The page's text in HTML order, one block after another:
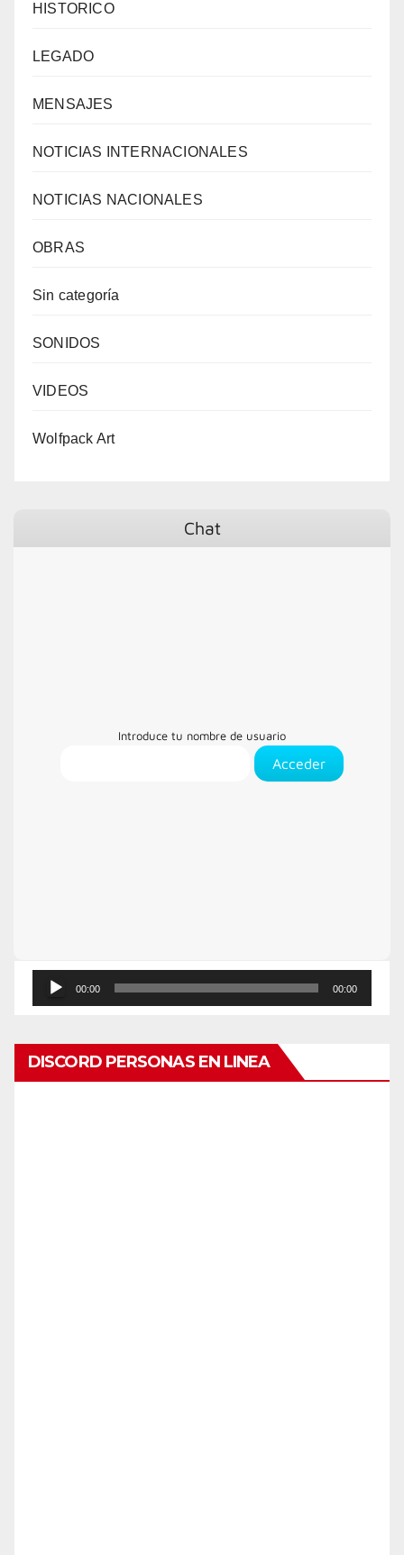
HISTORICO
LEGADO
MENSAJES
NOTICIAS INTERNACIONALES
NOTICIAS NACIONALES
OBRAS
Sin categoría
SONIDOS
VIDEOS
Wolfpack Art
Chat
Introduce tu nombre de usuario
Acceder
Reproductor
de
00:00 00:00
DISCORD PERSONAS EN LINEA